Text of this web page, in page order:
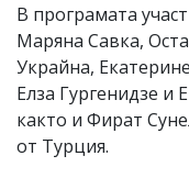
В програмата
Маряна Савка,
Украйна,
Елза Гургенидзе и
както и Фират
от Турция.